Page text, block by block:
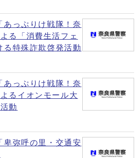
っぷりけ戦隊！奈
る「消費生活フェ
る特殊詐欺啓発活動
っぷりけ戦隊！奈
るイオンモール大
動
弥呼の里・交通安